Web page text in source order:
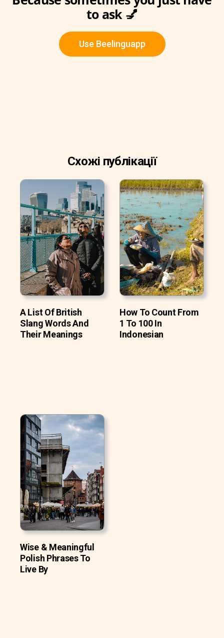
to ask 💅
Use Beelinguapp
Схожі публікації
A List Of British
Slang Words And
Their Meanings
How To Count From
1 To 100 In
Indonesian
Wise & Meaningful
Polish Phrases To
Live By